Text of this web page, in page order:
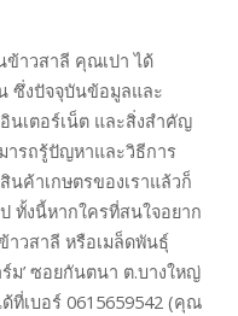
าวสาลี คุณเปา ได้
ซึ่งปัจจุบันข้อมูลและ
นเตอร์เน็ต และสิ่งสำคัญ
ารถรู้ปัญหาและวิธีการ
นค้าเกษตรของเราแล้วก็
ทั้งนี้หากใครที่สนใจอยาก
าวสาลี หรือเมล็ดพันธุ์
ม’ ซอยกันตนา ต.บางใหญ่
ที่เบอร์ 0615659542 (คุณ